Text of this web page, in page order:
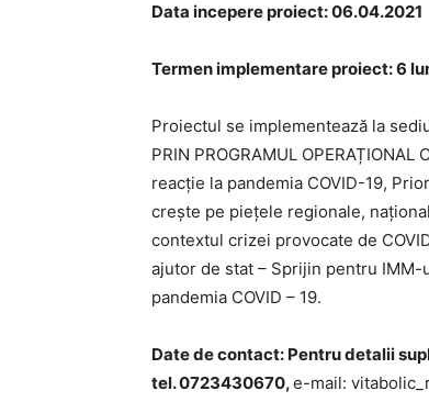
Data incepere proiect: 06.04.2021
Termen implementare proiect: 6
Proiectul se implementează la
PRIN PROGRAMUL
reacție la pandemia COVID-19,
crește pe piețele regionale,
contextul crizei provocate de
ajutor de stat – Sprijin pentru
pandemia COVID – 19.
Date de contact: Pentru detalii
tel. 0723430670,e-mail: